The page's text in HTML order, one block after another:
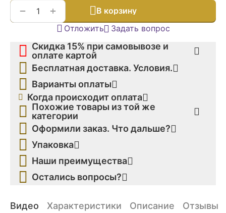
+
−
В корзину
Отложить
Задать вопрос
Скидка 15% при самовывозе и
оплате картой
Бесплатная доставка. Условия.
Варианты оплаты
Когда происходит оплата
Похожие товары из той же
категории
Оформили заказ. Что дальше?
Упаковка
Наши преимущества
Остались вопросы?
Видео Характеристики Описание Отзывы